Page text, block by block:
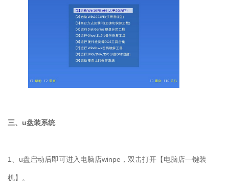
三、 u盘装系统
1 u盘启动后即可进入电脑店winpe ，双击打开【电脑店一键装
机】。